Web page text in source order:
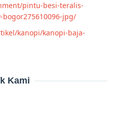
pintu-besi-teralis-
jpg/
kanopi/kanopi-baja-
Kami